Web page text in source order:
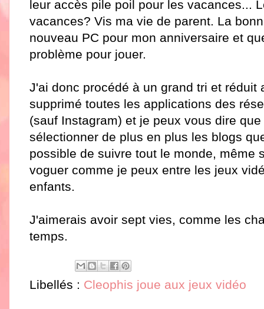
leur accès pile poil pour les vacances...
vacances? Vis ma vie de parent. La
nouveau PC pour mon anniversaire et
problème pour jouer.
J'ai donc procédé à un grand tri et
supprimé toutes les applications des
(sauf Instagram) et je peux vous dire
sélectionner de plus en plus les blogs
possible de suivre tout le monde, même
voguer comme je peux entre les jeux
enfants.
J'aimerais avoir sept vies, comme les
temps.
Libellés : Cleophis joue aux jeux vidéo